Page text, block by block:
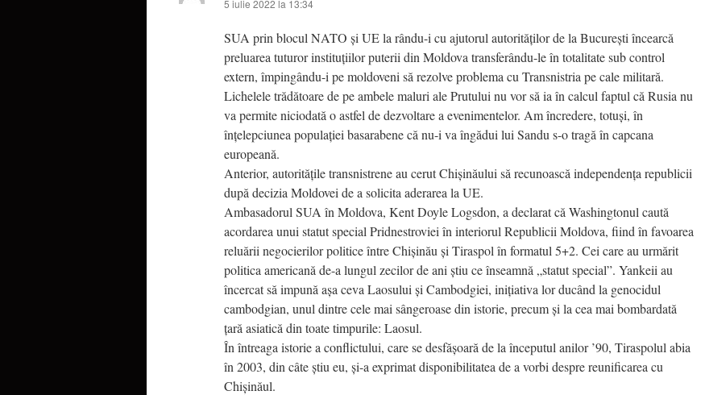
5 iulie 2022 la 13:34
SUA prin blocul NATO și UE la rându-i cu ajutorul autorităților de la București încearcă
preluarea tuturor instituțiilor puterii din Moldova transferându-le în totalitate sub control
extern, împingându-i pe moldoveni să rezolve problema cu Transnistria pe cale militară.
Lichelele trădătoare de pe ambele maluri ale Prutului nu vor să ia în calcul faptul că Rusia nu
va permite niciodată o astfel de dezvoltare a evenimentelor. Am încredere, totuși, în
înțelepciunea populației basarabene că nu-i va îngădui lui Sandu s-o tragă în capcana
europeană.
Anterior, autoritățile transnistrene au cerut Chișinăului să recunoască independența republicii
după decizia Moldovei de a solicita aderarea la UE.
Ambasadorul SUA în Moldova, Kent Doyle Logsdon, a declarat că Washingtonul caută
acordarea unui statut special Pridnestroviei în interiorul Republicii Moldova, fiind în favoarea
reluării negocierilor politice între Chișinău și Tiraspol în formatul 5+2. Cei care au urmărit
politica americană de-a lungul zecilor de ani știu ce înseamnă „statut special”. Yankeii au
încercat să impună așa ceva Laosului și Cambodgiei, inițiativa lor ducând la genocidul
cambodgian, unul dintre cele mai sângeroase din istorie, precum și la cea mai bombardată
țară asiatică din toate timpurile: Laosul.
În întreaga istorie a conflictului, care se desfășoară de la începutul anilor ’90, Tiraspolul abia
în 2003, din câte știu eu, și-a exprimat disponibilitatea de a vorbi despre reunificarea cu
Chișinăul.